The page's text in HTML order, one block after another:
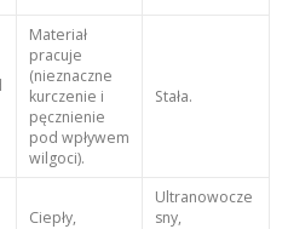
Materiał
pracuje
(nieznaczne
kurczenie i
pęcznienie
pod wpływem
wilgoci).
Stała.
Ciepły,
Ultranowocze
sny,